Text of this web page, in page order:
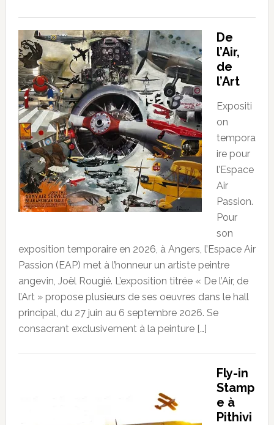
De
l’Air,
de
l’Art
Expositi
on
tempora
ire pour
l’Espace
Air
Passion.
Pour
son
exposition temporaire en 2026, à Angers, l’Espace Air
Passion (EAP) met à l’honneur un artiste peintre
angevin, Joël Rougié. L’exposition titrée « De l’Air, de
l’Art » propose plusieurs de ses oeuvres dans le hall
principal, du 27 juin au 6 septembre 2026. Se
consacrant exclusivement à la peinture […]
Fly-in
Stamp
e à
Pithivi